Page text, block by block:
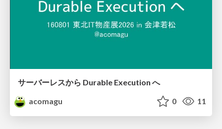
サーバーレスから Durable Execution へ
acomagu
0 11